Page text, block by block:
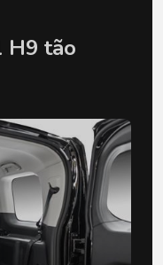
H9 tão